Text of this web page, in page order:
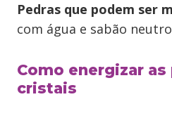
Pedras que podem ser
com água e sabão
Como energizar as
cristais